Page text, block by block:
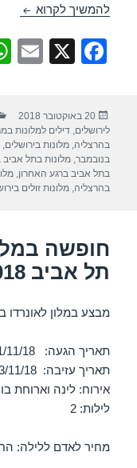
להמשיך לקרוא חופשה
F
e
b
o
X
E
פורסם
בתאריך
20 באוקטובר 2018
לירושלים,דילים למלונות
בהרצליה,מלונות בירושלים,
בנובמבר,מלונות בתל אביב
בתל אביב ברגע האחרון,
בהרצליה,מלונות זולים
חופשה
תל אביב 01/11/2018
מבצע במלון לאונרדו
תאריך הגעה: 01/11/18
תאריך עזיבה: 03/11/18
אירוח: לינה וארוחת
לילות: 2
מחיר לאדם ללילה: החל